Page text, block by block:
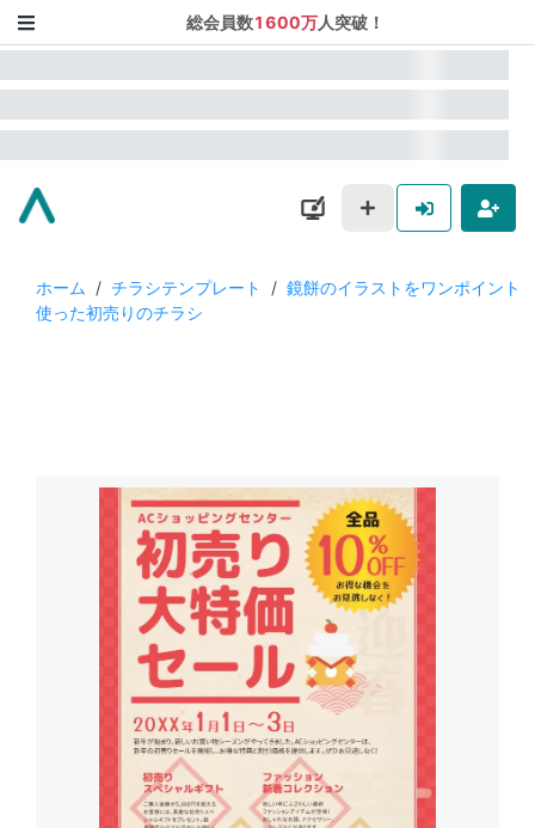
総会員数1600万人突破！
ホーム / チラシテンプレート / 鏡餅のイラストをワンポイント
使った初売りのチラシ